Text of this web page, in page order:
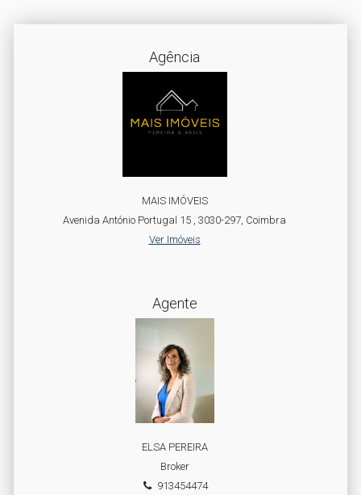
Agência
MAIS IMÓVEIS
Avenida António Portugal 15 , 3030-297, Coimbra
Ver Imóveis
Agente
ELSA PEREIRA
Broker
913454474